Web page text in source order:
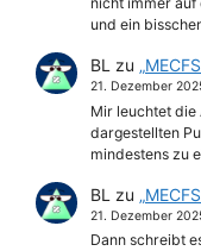
und ein
BL zu
21. Dezember
Mir leuchtet die
dargestellten
mindestens zu
BL zu
21. Dezember
Dann schreibt